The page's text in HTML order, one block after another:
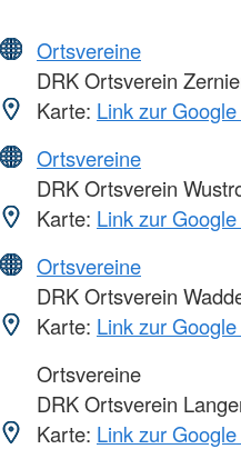
Ortsvereine
DRK Ortsverein
Karte: Link zur
Ortsvereine
DRK Ortsverein
Karte: Link zur
Ortsvereine
DRK Ortsverein
Karte: Link zur
Ortsvereine
DRK Ortsverein
Karte: Link zur